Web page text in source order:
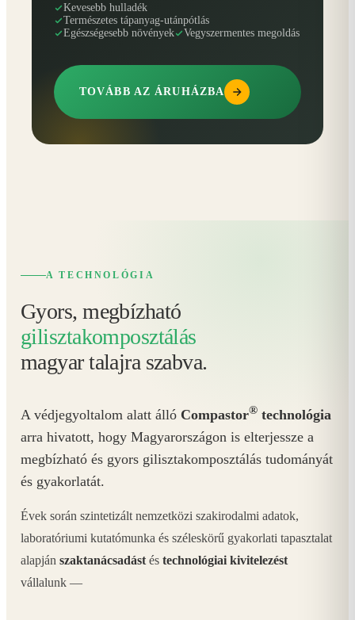
Kevesebb hulladék
Természetes tápanyag-utánpótlás
Egészségesebb növények
Vegyszermentes megoldás
TOVÁBB AZ ÁRUHÁZBA
A TECHNOLÓGIA
Gyors, megbízható
gilisztakomposztálás
magyar talajra szabva.
A védjegyoltalom alatt álló Compastor® technológia
arra hivatott, hogy Magyarországon is elterjessze a
megbízható és gyors gilisztakomposztálás tudományát
és gyakorlatát.
Évek során szintetizált nemzetközi szakirodalmi adatok,
laboratóriumi kutatómunka és széleskörű gyakorlati tapasztalat
alapján szaktanácsadást és technológiai kivitelezést
vállalunk —